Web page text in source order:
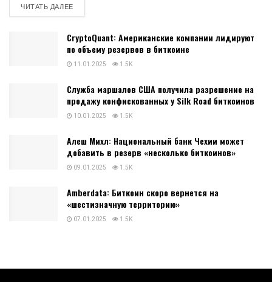
ЧИТАТЬ ДАЛЕЕDETAILS
CryptoQuant: Американские компании лидируют
по объему резервов в биткоине
11.01.2025 1.5K
Служба маршалов США получила разрешение на
продажу конфискованных у Silk Road биткоинов
10.01.2025 1.5K
Алеш Михл: Национальный банк Чехии может
добавить в резерв «несколько биткоинов»
09.01.2025 1.5K
Amberdata: Биткоин скоро вернется на
«шестизначную территорию»
07.01.2025 1.5K